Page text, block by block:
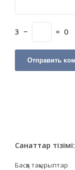
3 − = 0
Санаттар тізімі:
Басқа тақырыптар